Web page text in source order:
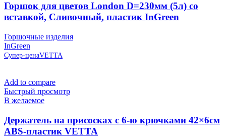
Горшок для цветов London D=230мм (5л) со
вставкой, Сливочный, пластик InGreen
Горшочные изделия
InGreen
Супер-ценаVETTA
Add to compare
Быстрый просмотр
В желаемое
Держатель на присосках с 6-ю крючками 42×6см
ABS-пластик VETTA